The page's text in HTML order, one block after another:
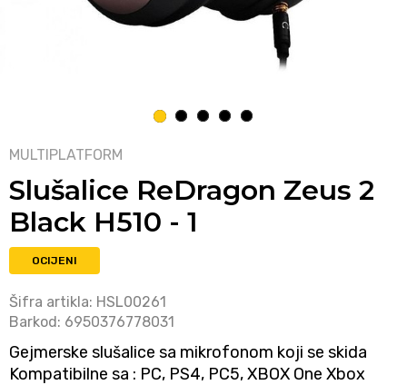
1 2 3 4 5
MULTIPLATFORM
Slušalice ReDragon Zeus 2
Black H510 - 1
OCIJENI
Šifra artikla: HSL00261
Barkod: 6950376778031
Gejmerske slušalice sa mikrofonom koji se skida
Kompatibilne sa : PC, PS4, PC5, XBOX One Xbox